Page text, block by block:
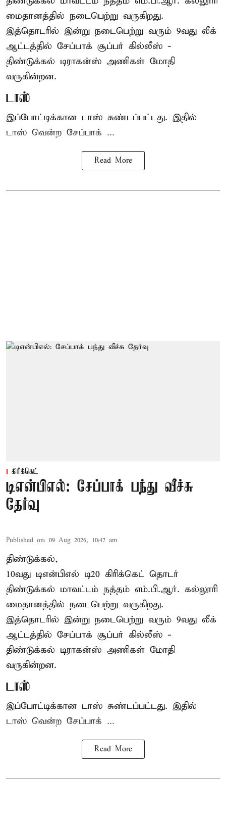
மைதானத்தில் நடைபெற்று வருகிறது.
இத்தொடரில் இன்று நடைபெற்று வரும் 9வது லீக்
ஆட்டத்தில் சேப்பாக் சூப்பர் கில்லீஸ் -
திண்டுக்கல் டிராகன்ஸ் அணிகள் மோதி
வருகின்றன.
டாஸ்
இப்போட்டிக்கான டாஸ் சுண்டப்பட்டது. இதில்
டாஸ் வென்ற சேப்பாக் ...
Read More
கிரிக்கெட்
டிஎன்பிஎல்: சேப்பாக் பந்து வீச்சு
தேர்வு
Published on: 09 Aug 2026, 10:47 am
திண்டுக்கல்,
10வது டிஎன்பிஎல் டி20 கிரிக்கெட் தொடர்
திண்டுக்கல் மாவட்டம் நத்தம் எம்.பி.ஆர். கல்லூரி
மைதானத்தில் நடைபெற்று வருகிறது.
இத்தொடரில் இன்று நடைபெற்று வரும் 9வது லீக்
ஆட்டத்தில் சேப்பாக் சூப்பர் கில்லீஸ் -
திண்டுக்கல் டிராகன்ஸ் அணிகள் மோதி
வருகின்றன.
டாஸ்
இப்போட்டிக்கான டாஸ் சுண்டப்பட்டது. இதில்
டாஸ் வென்ற சேப்பாக் ...
Read More